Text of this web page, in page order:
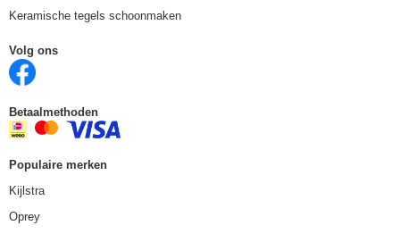
Keramische tegels schoonmaken
Volg ons
Betaalmethoden
Populaire merken
Kijlstra
Oprey